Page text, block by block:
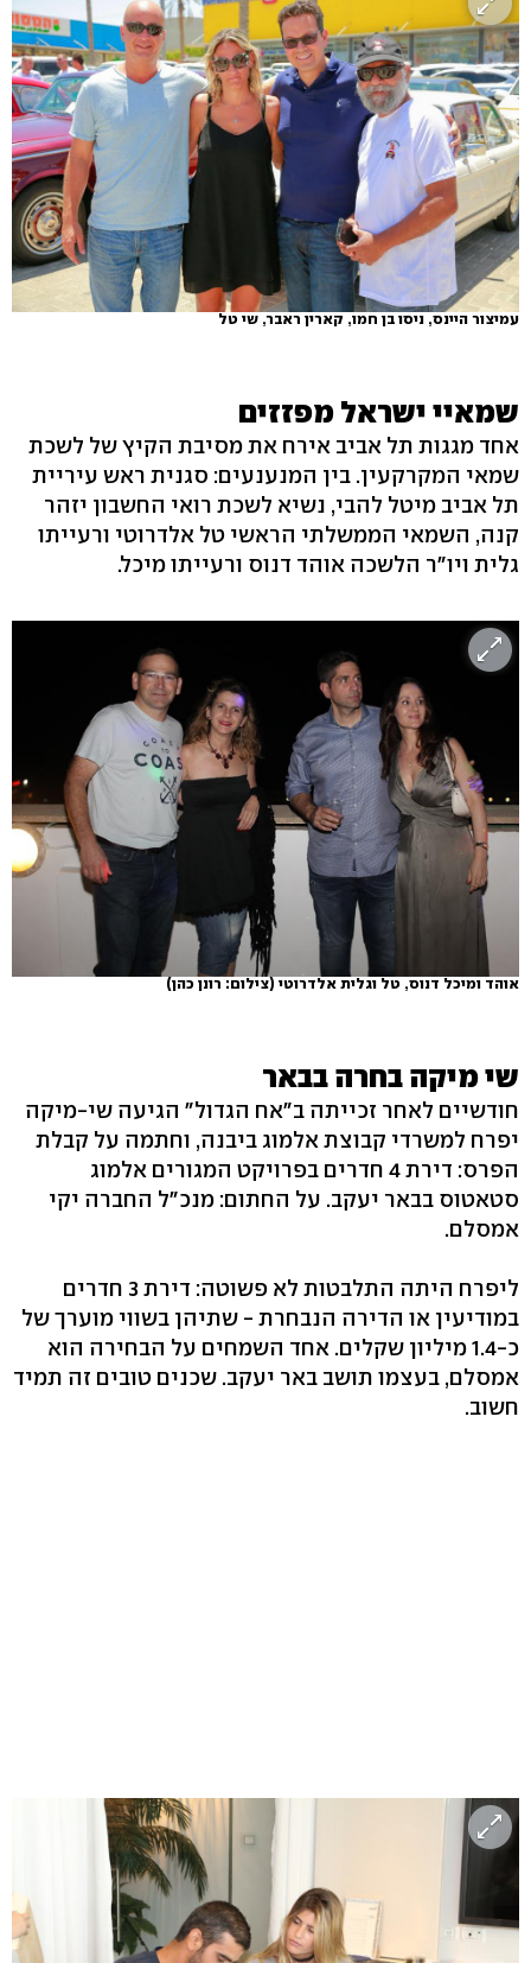
עמיצור היינס, ניסו בן חמו, קארין ראבר, שי טל
שמאיי ישראל מפזזים
אחד מגגות תל אביב אירח את מסיבת הקיץ של לשכת
שמאי המקרקעין. בין המנענעים: סגנית ראש עיריית
תל אביב מיטל להבי, נשיא לשכת רואי החשבון יזהר
קנה, השמאי הממשלתי הראשי טל אלדרוטי ורעייתו
גלית ויו"ר הלשכה אוהד דנוס ורעייתו מיכל.
אוהד ומיכל דנוס, טל וגלית אלדרוטי (צילום: רונן כהן)
שי מיקה בחרה בבאר
חודשיים לאחר זכייתה ב"אח הגדול" הגיעה שי-מיקה
יפרח למשרדי קבוצת אלמוג ביבנה, וחתמה על קבלת
הפרס: דירת 4 חדרים בפרויקט המגורים אלמוג
סטאטוס בבאר יעקב. על החתום: מנכ"ל החברה יקי
אמסלם.
ליפרח היתה התלבטות לא פשוטה: דירת 3 חדרים
במודיעין או הדירה הנבחרת - שתיהן בשווי מוערך של
כ-1.4 מיליון שקלים. אחד השמחים על הבחירה הוא
אמסלם, בעצמו תושב באר יעקב. שכנים טובים זה תמיד
חשוב.